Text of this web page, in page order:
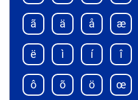
ã ä å æ
ë ì í î
ô õ ö œ